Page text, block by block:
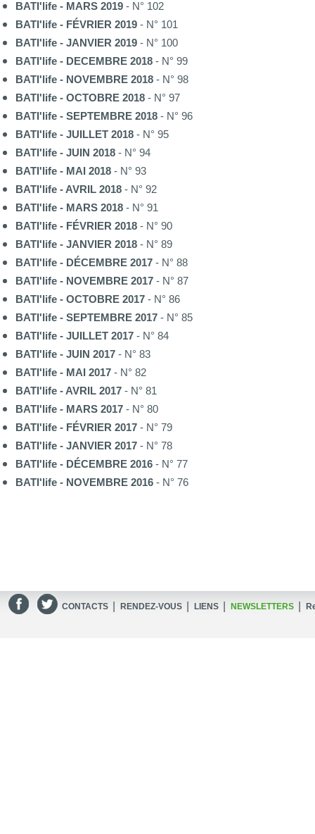
BATI'life - MARS 2019 - N° 102
BATI'life - FÉVRIER 2019 - N° 101
BATI'life - JANVIER 2019 - N° 100
BATI'life - DECEMBRE 2018 - N° 99
BATI'life - NOVEMBRE 2018 - N° 98
BATI'life - OCTOBRE 2018 - N° 97
BATI'life - SEPTEMBRE 2018 - N° 96
BATI'life - JUILLET 2018 - N° 95
BATI'life - JUIN 2018 - N° 94
BATI'life - MAI 2018 - N° 93
BATI'life - AVRIL 2018 - N° 92
BATI'life - MARS 2018 - N° 91
BATI'life - FÉVRIER 2018 - N° 90
BATI'life - JANVIER 2018 - N° 89
BATI'life - DÉCEMBRE 2017 - N° 88
BATI'life - NOVEMBRE 2017 - N° 87
BATI'life - OCTOBRE 2017 - N° 86
BATI'life - SEPTEMBRE 2017 - N° 85
BATI'life - JUILLET 2017 - N° 84
BATI'life - JUIN 2017 - N° 83
BATI'life - MAI 2017 - N° 82
BATI'life - AVRIL 2017 - N° 81
BATI'life - MARS 2017 - N° 80
BATI'life - FÉVRIER 2017 - N° 79
BATI'life - JANVIER 2017 - N° 78
BATI'life - DÉCEMBRE 2016 - N° 77
BATI'life - NOVEMBRE 2016 - N° 76
CONTACTS RENDEZ-VOUS LIENS NEWSLETTERS